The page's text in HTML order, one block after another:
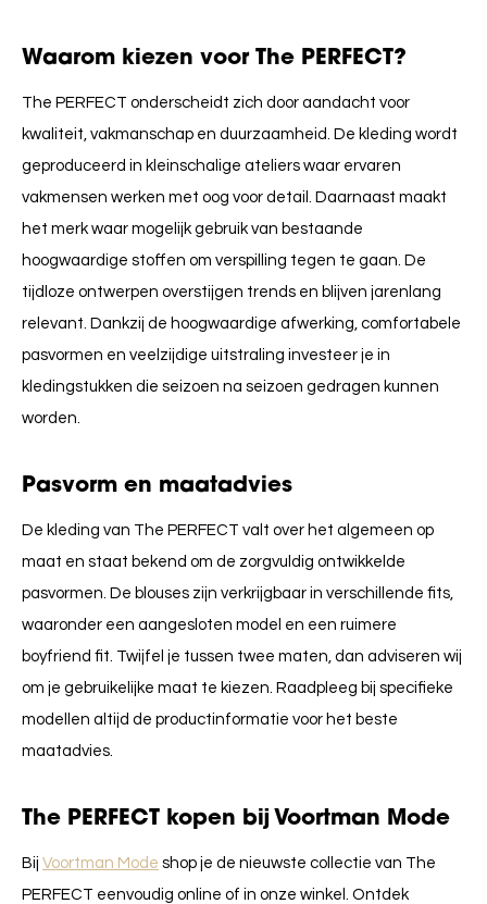
Waarom kiezen voor The PERFECT?
The PERFECT onderscheidt zich door aandacht voor
kwaliteit, vakmanschap en duurzaamheid. De kleding wordt
geproduceerd in kleinschalige ateliers waar ervaren
vakmensen werken met oog voor detail. Daarnaast maakt
het merk waar mogelijk gebruik van bestaande
hoogwaardige stoffen om verspilling tegen te gaan. De
tijdloze ontwerpen overstijgen trends en blijven jarenlang
relevant. Dankzij de hoogwaardige afwerking, comfortabele
pasvormen en veelzijdige uitstraling investeer je in
kledingstukken die seizoen na seizoen gedragen kunnen
worden.
Pasvorm en maatadvies
De kleding van The PERFECT valt over het algemeen op
maat en staat bekend om de zorgvuldig ontwikkelde
pasvormen. De blouses zijn verkrijgbaar in verschillende fits,
waaronder een aangesloten model en een ruimere
boyfriend fit. Twijfel je tussen twee maten, dan adviseren wij
om je gebruikelijke maat te kiezen. Raadpleeg bij specifieke
modellen altijd de productinformatie voor het beste
maatadvies.
The PERFECT kopen bij Voortman Mode
Bij Voortman Mode shop je de nieuwste collectie van The
PERFECT eenvoudig online of in onze winkel. Ontdek